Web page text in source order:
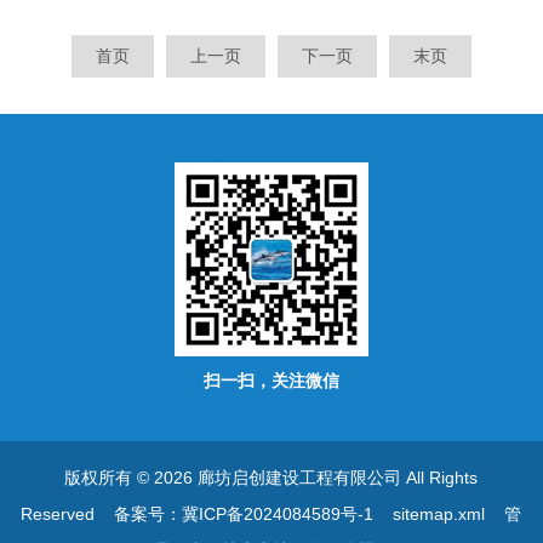
首页 上一页 下一页 末页
扫一扫，关注微信
版权所有 © 2026 廊坊启创建设工程有限公司 All Rights
Reserved备案号：冀ICP备2024084589号-1 sitemap.xml
管